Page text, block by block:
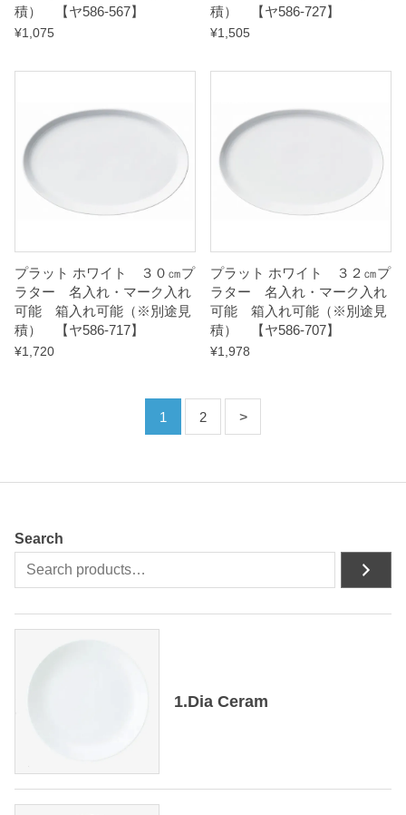
積） 【ヤ586-567】
¥1,075
積） 【ヤ586-727】
¥1,505
プラット ホワイト ３０㎝プ
ラター 名入れ・マーク入れ
可能 箱入れ可能（※別途見
積） 【ヤ586-717】
¥1,720
プラット ホワイト ３２㎝プ
ラター 名入れ・マーク入れ
可能 箱入れ可能（※別途見
積） 【ヤ586-707】
¥1,978
1 2
Search
1.Dia Ceram